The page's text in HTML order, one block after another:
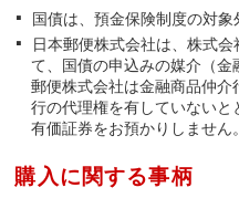
国債は、預金保険制度の対象
日本郵便株式会社は、株式
て、国債の申込みの媒介（
郵便株式会社は金融商品仲
行の代理権を有していない
有価証券をお預かりしません。
購入に関する事柄